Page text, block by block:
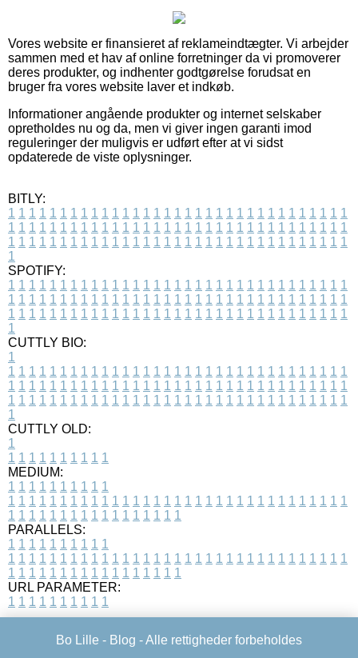
Vores website er finansieret af reklameindtægter. Vi arbejder
sammen med et hav af online forretninger da vi promoverer
deres produkter, og indhenter godtgørelse forudsat en
bruger fra vores website laver et indkøb.
Informationer angående produkter og internet selskaber
opretholdes nu og da, men vi giver ingen garanti imod
reguleringer der muligvis er udført efter at vi sidst
opdaterede de viste oplysninger.
BITLY:
1 1 1 1 1 1 1 1 1 1 1 1 1 1 1 1 1 1 1 1 1 1 1 1 1 1 1 1 1 1 1 1 1
1 1 1 1 1 1 1 1 1 1 1 1 1 1 1 1 1 1 1 1 1 1 1 1 1 1 1 1 1 1 1 1 1
1 1 1 1 1 1 1 1 1 1 1 1 1 1 1 1 1 1 1 1 1 1 1 1 1 1 1 1 1 1 1 1 1
1
SPOTIFY:
1 1 1 1 1 1 1 1 1 1 1 1 1 1 1 1 1 1 1 1 1 1 1 1 1 1 1 1 1 1 1 1 1
1 1 1 1 1 1 1 1 1 1 1 1 1 1 1 1 1 1 1 1 1 1 1 1 1 1 1 1 1 1 1 1 1
1 1 1 1 1 1 1 1 1 1 1 1 1 1 1 1 1 1 1 1 1 1 1 1 1 1 1 1 1 1 1 1 1
1
CUTTLY BIO:
1
1 1 1 1 1 1 1 1 1 1 1 1 1 1 1 1 1 1 1 1 1 1 1 1 1 1 1 1 1 1 1 1 1
1 1 1 1 1 1 1 1 1 1 1 1 1 1 1 1 1 1 1 1 1 1 1 1 1 1 1 1 1 1 1 1 1
1 1 1 1 1 1 1 1 1 1 1 1 1 1 1 1 1 1 1 1 1 1 1 1 1 1 1 1 1 1 1 1 1
1
CUTTLY OLD:
1
1 1 1 1 1 1 1 1 1 1
MEDIUM:
1 1 1 1 1 1 1 1 1 1
1 1 1 1 1 1 1 1 1 1 1 1 1 1 1 1 1 1 1 1 1 1 1 1 1 1 1 1 1 1 1 1 1
1 1 1 1 1 1 1 1 1 1 1 1 1 1 1 1 1
PARALLELS:
1 1 1 1 1 1 1 1 1 1
1 1 1 1 1 1 1 1 1 1 1 1 1 1 1 1 1 1 1 1 1 1 1 1 1 1 1 1 1 1 1 1 1
1 1 1 1 1 1 1 1 1 1 1 1 1 1 1 1 1
URL PARAMETER:
1 1 1 1 1 1 1 1 1 1
Bo Lille - Blog - Alle rettigheder forbeholdes